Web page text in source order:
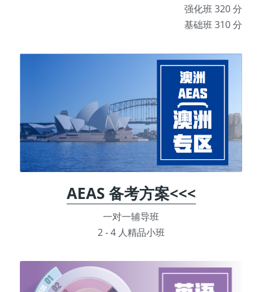
强化班 320 分
基础班 310 分
AEAS 备考方案<<<
一对一辅导班
2 - 4 人精品小班